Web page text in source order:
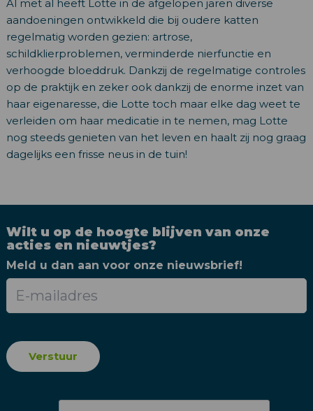
Al met al heeft Lotte in de afgelopen jaren diverse
aandoeningen ontwikkeld die bij oudere katten
regelmatig worden gezien: artrose,
schildklierproblemen, verminderde nierfunctie en
verhoogde bloeddruk. Dankzij de regelmatige controles
op de praktijk en zeker ook dankzij de enorme inzet van
haar eigenaresse, die Lotte toch maar elke dag weet te
verleiden om haar medicatie in te nemen, mag Lotte
nog steeds genieten van het leven en haalt zij nog graag
dagelijks een frisse neus in de tuin!
Wilt u op de hoogte blijven van onze
acties en nieuwtjes?
Meld u dan aan voor onze nieuwsbrief!